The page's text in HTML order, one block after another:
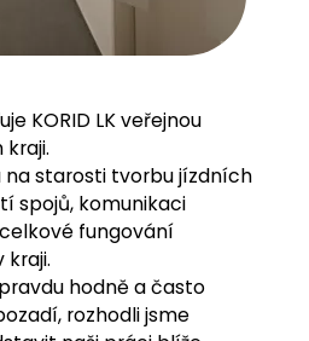
KORID LK veřejnou
na starosti tvorbu jízdních
spojů, komunikaci
fungování
hodně a často
rozhodli jsme